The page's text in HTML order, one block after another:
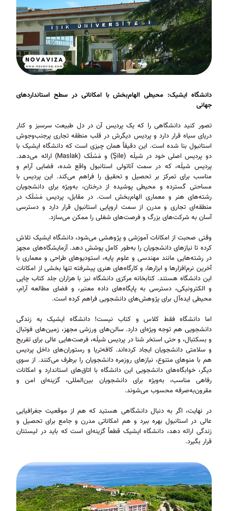
دانشگاه ایشیک: محیطی الهام‌بخش با امکاناتی در سطح استانداردهای
جهانی
تصور کنید دانشگاهی را که یک پردیس آن در دل طبیعت سرسبز و کنار
دریای سیاه قرار دارد و پردیس دیگرش در قلب منطقه تجاری پرجنب‌وجوش
استانبول بنا شده است. این دقیقاً همان چیزی است که دانشگاه ایشیک با
دو پردیس اصلی خود در شیلَه (Şile) و مَسْلَک (Maslak) ارائه می‌دهد.
پردیس شیلَه، که در سمت آناتولی استانبول واقع شده، فضایی آرام و
مناسب برای تمرکز بر تحصیل و تحقیق را فراهم می‌کند. این پردیس با
مساحتی گسترده و محیطی پوشیده از درختان، به‌ویژه برای دانشجویان
رشته‌های هنر و معماری الهام‌بخش است. در مقابل، پردیس مَسْلَک در
منطقه‌ای تجاری و مدرن از سمت اروپایی استانبول قرار دارد و دسترسی
آسان به شرکت‌های بزرگ و فرصت‌های شغلی را ممکن می‌سازد.
وقتی صحبت از امکانات آموزشی و پژوهشی می‌شود، دانشگاه ایشیک تلاش
کرده تا نیازهای دانشجویان را به‌طور کامل پوشش دهد. آزمایشگاه‌های مجهز
در رشته‌هایی مانند مهندسی و علوم پایه، استودیوهای طراحی و معماری با
آخرین نرم‌افزارها و ابزارها، و کارگاه‌های هنری پیشرفته تنها بخشی از امکانات
این دانشگاه هستند. کتابخانه مرکزی دانشگاه نیز با هزاران جلد کتاب چاپی
و الکترونیکی، دسترسی به پایگاه‌های داده معتبر، و فضای مطالعه آرام،
محیطی ایده‌آل برای پژوهش‌های دانشجویی فراهم کرده است.
اما دانشگاه فقط کلاس و کتاب نیست! دانشگاه ایشیک به زندگی
دانشجویی هم توجه ویژه‌ای دارد. سالن‌های ورزشی مجهز، زمین‌های فوتبال
و بسکتبال، و حتی استخر شنا در پردیس شیلَه، فرصت‌هایی عالی برای تفریح
و سلامتی دانشجویان ایجاد کرده‌اند. کافه‌تریا و رستوران‌های داخل پردیس
هم با منوهای متنوع، نیازهای روزمره دانشجویان را برطرف می‌کنند. از سوی
دیگر، خوابگاه‌های دانشجویی این دانشگاه با اتاق‌های استاندارد و امکانات
رفاهی مناسب، به‌ویژه برای دانشجویان بین‌المللی، گزینه‌ای امن و
مقرون‌به‌صرفه محسوب می‌شوند.
در نهایت، اگر به دنبال دانشگاهی هستید که هم از موقعیت جغرافیایی
عالی در استانبول بهره ببرد و هم امکاناتی مدرن و جامع برای تحصیل و
زندگی ارائه دهد، دانشگاه ایشیک قطعاً گزینه‌ای است که باید در لیستتان
قرار بگیرد.